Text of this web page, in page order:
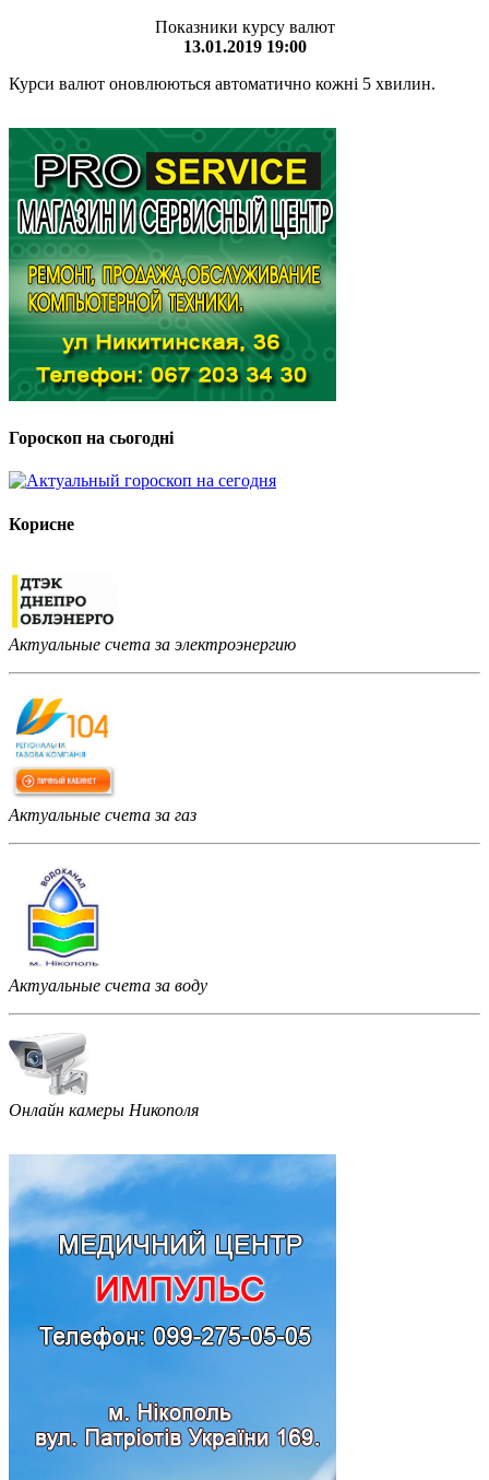
Показники курсу валют
13.01.2019 19:00
Курси валют оновлюються автоматично кожні 5 хвилин.
Гороскоп на сьогодні
Корисне
Актуальные счета за электроэнергию
Актуальные счета за газ
Актуальные счета за воду
Онлайн камеры Никополя